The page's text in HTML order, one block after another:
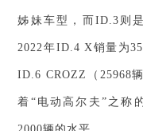
姊妹车型，而ID.3则
2022年ID.4 X销量为
ID.6 CROZZ（25968
着“电动高尔夫”之称